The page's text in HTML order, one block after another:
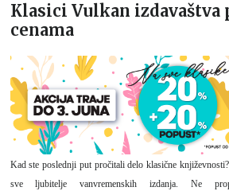
Klasici Vulkan izdavaštva
cenama
Kad ste poslednji put pročitali delo klasične
sve ljubitelje vanvremenskih izdanja. Ne